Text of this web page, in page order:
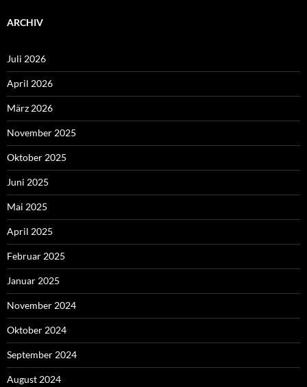
ARCHIV
Juli 2026
April 2026
März 2026
November 2025
Oktober 2025
Juni 2025
Mai 2025
April 2025
Februar 2025
Januar 2025
November 2024
Oktober 2024
September 2024
August 2024